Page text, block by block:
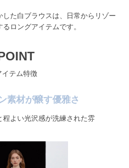
た白ブラウスは、日常からリゾー
ロングアイテムです。
イテム特徴
素材が醸す優雅さ
程よい光沢感が洗練された雰